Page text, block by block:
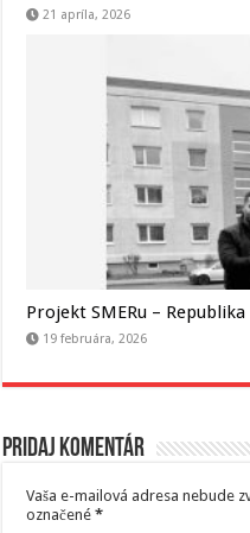
21 apríla, 2026
Projekt SMERu –
19 februára, 2026
Pridaj komentár
Vaša e-mailová adresa nebude
označené*